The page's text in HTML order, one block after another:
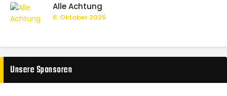
Alle Achtung
6. Oktober 2025
Unsere Sponsoren